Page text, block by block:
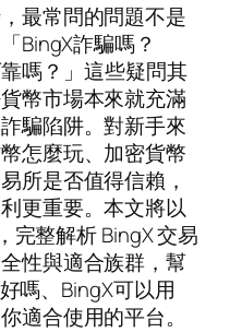
最常問的問題不是
BingX詐騙嗎？
嗎？」這些疑問其
幣市場本來就充滿
騙陷阱。對新手來
怎麼玩、加密貨幣
所是否值得信賴，
更重要。本文將以
完整解析 BingX 交易
性與適合族群，幫
嗎、BingX可以用
適合使用的平台。